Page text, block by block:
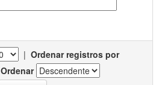
| Ordenar registros por
Ordenar